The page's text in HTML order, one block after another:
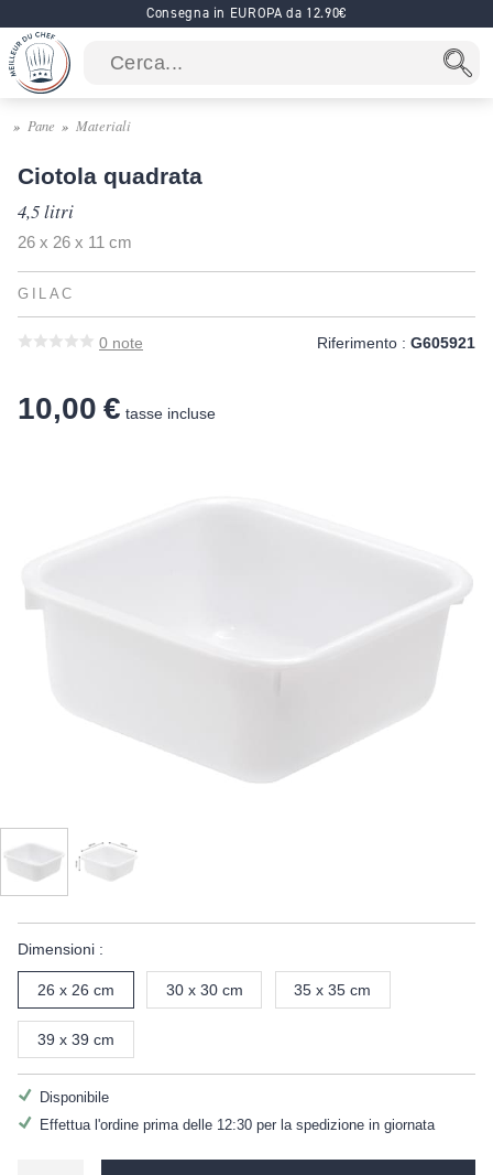
Consegna in EUROPA da 12.90€
Pane Materiali
Ciotola quadrata
4,5 litri
26 x 26 x 11 cm
GILAC
0 note Riferimento : G605921
10,00 € tasse incluse
Dimensioni :
26 x 26 cm 30 x 30 cm 35 x 35 cm
39 x 39 cm
Disponibile
Effettua l'ordine prima delle 12:30 per la spedizione in giornata